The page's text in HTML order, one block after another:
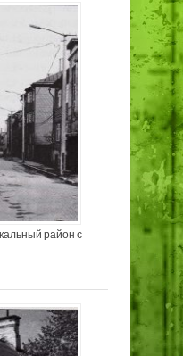
район с